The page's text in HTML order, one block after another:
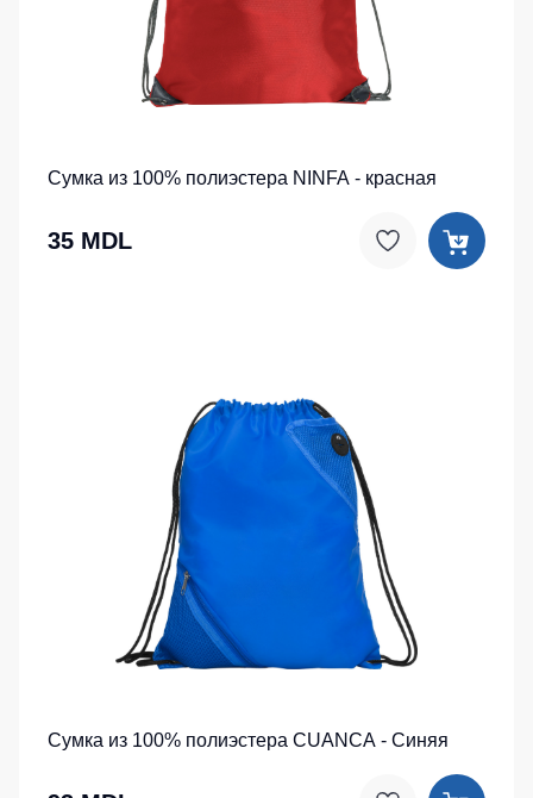
Сумка из 100% полиэстера NINFA - красная
35 MDL
Сумка из 100% полиэстера CUANCA - Синяя